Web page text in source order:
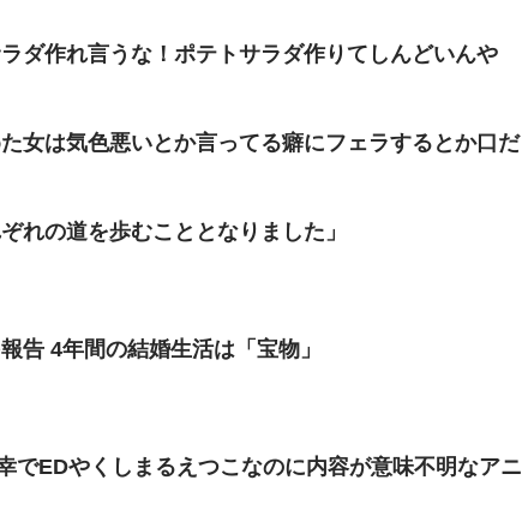
ダ作れ言うな！ポテトサラダ作りてしんどいんや
女は気色悪いとか言ってる癖にフェラするとか口だ
れの道を歩むこととなりました」
告 4年間の結婚生活は「宝物」
EDやくしまるえつこなのに内容が意味不明なアニ